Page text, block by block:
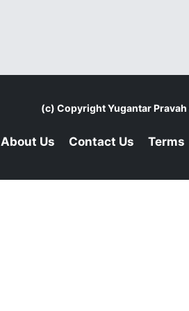
(c) CopyrightYugantar Pravah
About Us Contact Us Terms